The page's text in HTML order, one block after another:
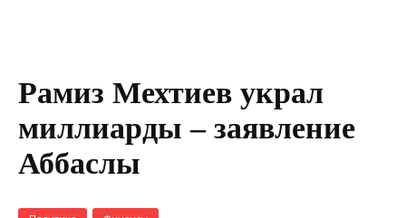
Рамиз Мехтиев украл
миллиарды – заявление
Аббаслы